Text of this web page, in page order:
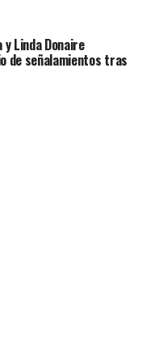
Linda Donaire
de señalamientos tras